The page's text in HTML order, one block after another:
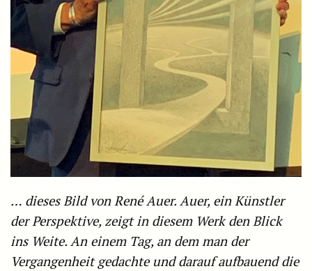
… dieses Bild von René Auer. Auer, ein Künstler
der Perspektive, zeigt in diesem Werk den Blick
ins Weite. An einem Tag, an dem man der
Vergangenheit gedachte und darauf aufbauend die